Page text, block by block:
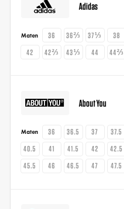
Adidas
Maten 36 36⅔ 37⅓ 38
42
42⅔ 43⅓ 44 44⅔
About You
Maten 36 36.5 37 37.5
40.5
41 41.5 42 42.5
45.5
46 46.5 47 47.5